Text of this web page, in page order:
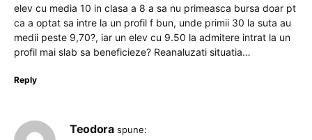
elev cu media 10 in clasa a 8 a sa nu primeasca bursa doar pt
ca a optat sa intre la un profil f bun, unde primii 30 la suta au
medii peste 9,70?, iar un elev cu 9.50 la admitere intrat la un
profil mai slab sa beneficieze? Reanaluzati situatia…
Reply
Teodora spune: